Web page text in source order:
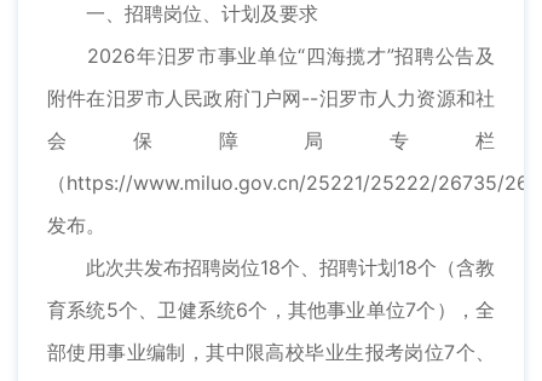
一、招聘岗位、计划及要求
2026年汨罗市事业单位“四海揽才”招聘公告及
附件在汨罗市人民政府门户网--汨罗市人力资源和社
会保障局专栏
（https://www.miluo.gov.cn/25221/25222/26735/
发布。
此次共发布招聘岗位18个、招聘计划18个（含教
育系统5个、卫健系统6个，其他事业单位7个），全
部使用事业编制，其中限高校毕业生报考岗位7个、